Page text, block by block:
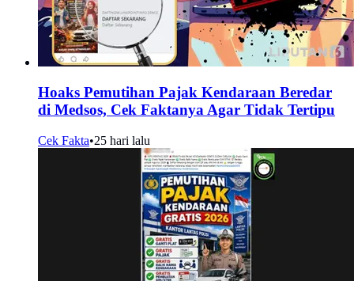
Hoaks Pemutihan Pajak Kendaraan Beredar
di Medsos, Cek Faktanya Agar Tidak Tertipu
Cek Fakta•25 hari lalu